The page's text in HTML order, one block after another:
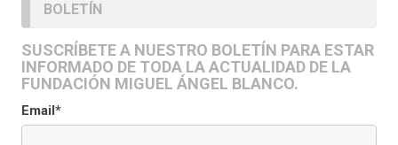
BOLETÍN
SUSCRÍBETE A NUESTRO BOLETÍN PARA ESTAR
INFORMADO DE TODA LA ACTUALIDAD DE LA
FUNDACIÓN MIGUEL ÁNGEL BLANCO.
Email*